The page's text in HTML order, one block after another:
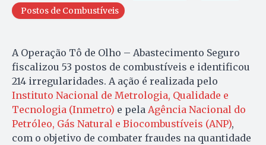
Postos de Combustíveis
A Operação Tô de Olho – Abastecimento Seguro
fiscalizou 53 postos de combustíveis e identificou
214 irregularidades. A ação é realizada pelo
Instituto Nacional de Metrologia, Qualidade e
Tecnologia (Inmetro) e pela Agência Nacional do
Petróleo, Gás Natural e Biocombustíveis (ANP),
com o objetivo de combater fraudes na quantidade